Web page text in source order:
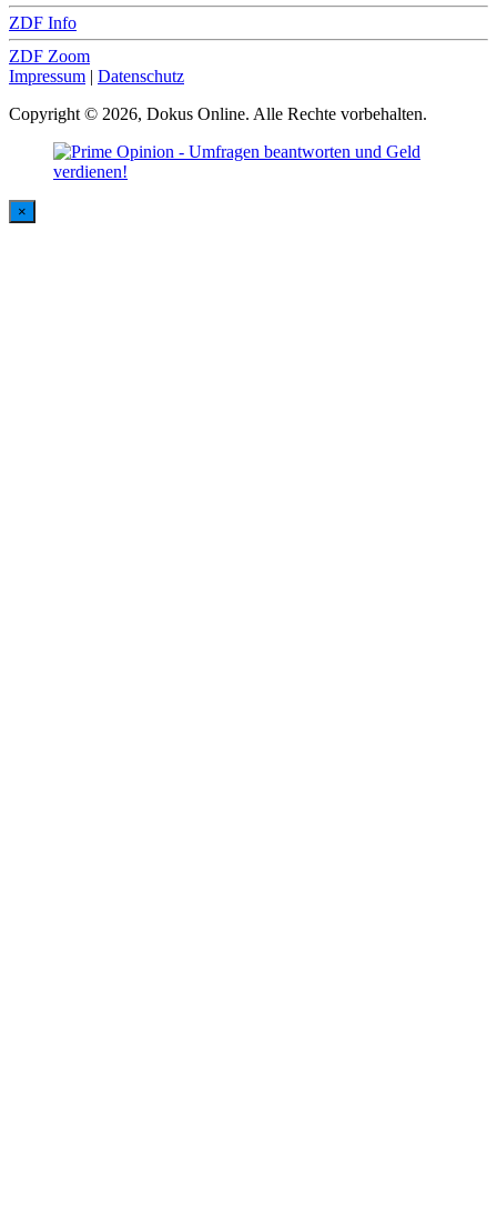
ZDF Info
ZDF Zoom
Impressum | Datenschutz
Copyright © 2026, Dokus Online. Alle Rechte vorbehalten.
×